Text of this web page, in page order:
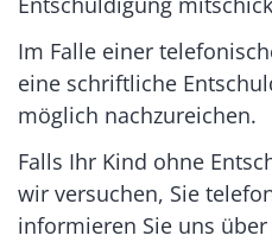
Im Falle einer
eine schriftliche
möglich nachzureichen.
Falls Ihr Kind ohne
wir versuchen, Sie
informieren Sie uns